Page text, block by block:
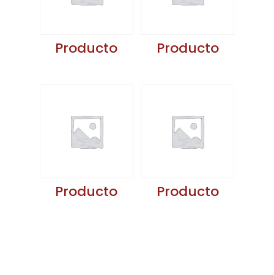
Producto Producto
Producto Producto